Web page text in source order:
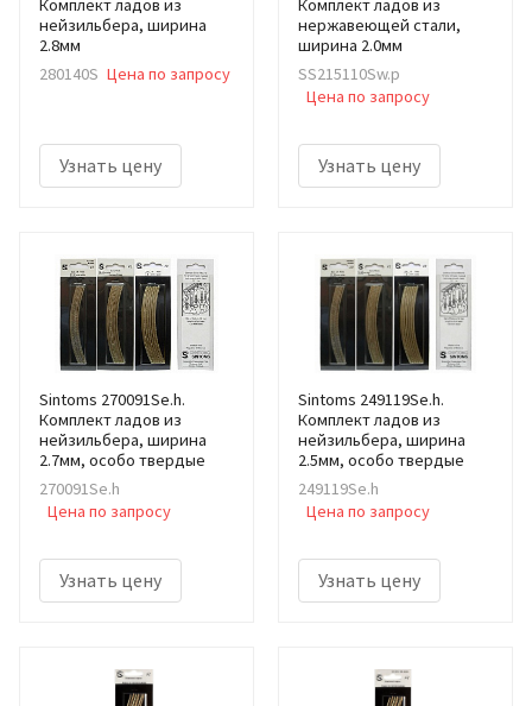
Комплект ладов из
нейзильбера, ширина
2.8мм
280140S Цена по запросу
Узнать цену
Комплект ладов из
нержавеющей стали,
ширина 2.0мм
SS215110Sw.p
Цена по запросу
Узнать цену
Sintoms 270091Se.h.
Комплект ладов из
нейзильбера, ширина
2.7мм, особо твердые
270091Se.h
Цена по запросу
Узнать цену
Sintoms 249119Se.h.
Комплект ладов из
нейзильбера, ширина
2.5мм, особо твердые
249119Se.h
Цена по запросу
Узнать цену